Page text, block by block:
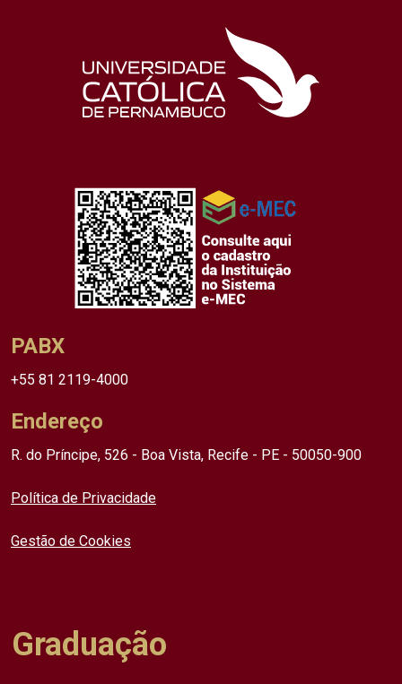
PABX
+55 81 2119-4000
Endereço
R. do Príncipe, 526 - Boa Vista, Recife - PE - 50050-900
Política de Privacidade
Gestão de Cookies
Graduação